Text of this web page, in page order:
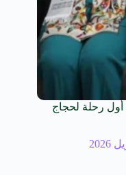
أول رحلة لحجاج